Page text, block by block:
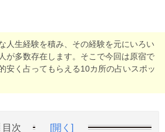
人生経験を積み、その経験を元にいろい
が多数存在します。そこで今回は原宿で
安く占ってもらえる10カ所の占いスポッ
目次 [開く]